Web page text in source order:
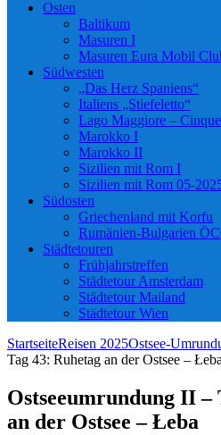
Osten
Baltikum
Masuren I
Masuren Eura Mobil
Südwesten
„Das Herz Spaniens“
Italiens „Stiefeletto“
Lago Maggiore –
Marokko I
Marokko II
Sizilien mit Rom I
Sizilien mit Rom 05-
Südosten
Griechenland mit Korfu
Rumänien-Bulgarien
Städtetouren
Frühjahrstreffen
Städtetour Amsterdam
Städtetour Mailand
Städtetour Wien
StartseiteReisen 2025Ostsee-
Tag 43: Ruhetag an der Ostsee –
Ostseeumrundung II –
an der Ostsee – Łeba